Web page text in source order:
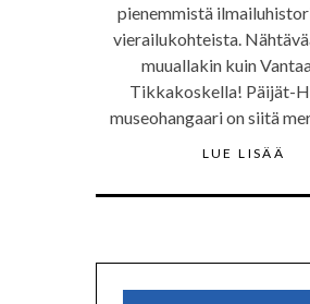
pienemmistä
vierailukohteista.
muuallakin kuin
Tikkakoskella! Päijät-
museohangaari on siitä
LUE LISÄÄ